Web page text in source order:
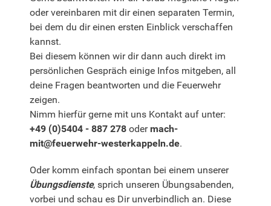
oder vereinbaren mit dir einen separaten Termin,
bei dem du dir einen ersten Einblick verschaffen
kannst.
Bei diesem können wir dir dann auch direkt im
persönlichen Gespräch einige Infos mitgeben, all
deine Fragen beantworten und die Feuerwehr
zeigen.
Nimm hierfür gerne mit uns Kontakt auf unter:
+49 (0)5404 - 887 278 odermach-
mit@feuerwehr-westerkappeln.de.
Oder komm einfach spontan bei einem unserer
Übungsdienste, sprich unseren Übungsabenden,
vorbei und schau es Dir unverbindlich an. Diese